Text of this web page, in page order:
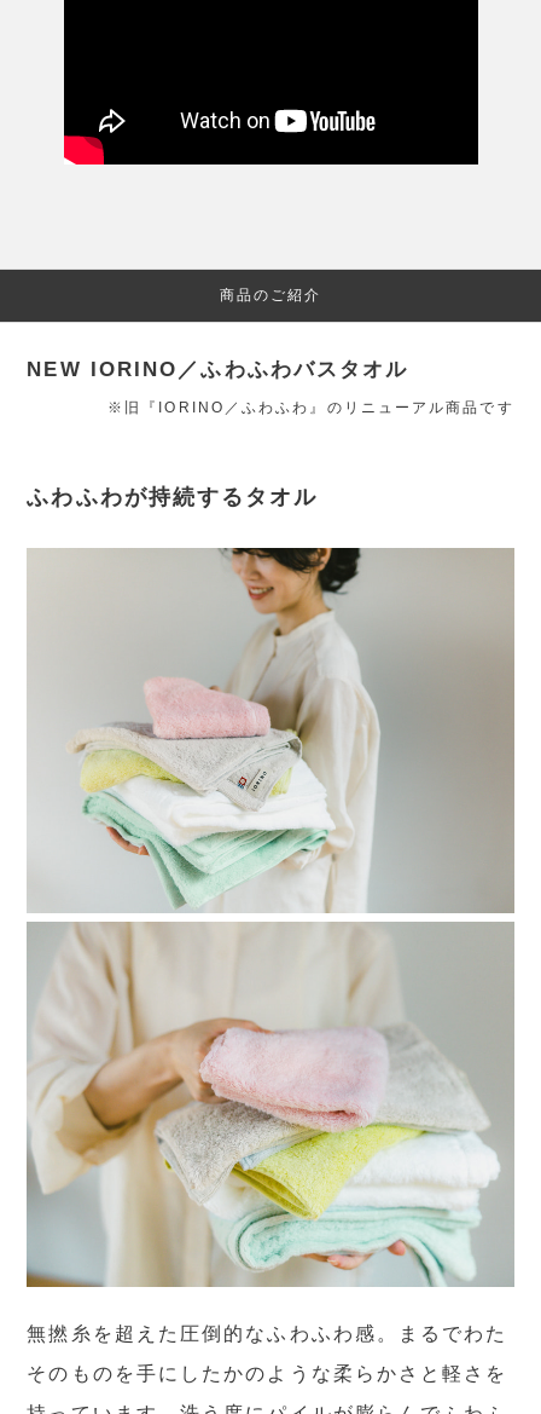
商品のご紹介
NEW IORINO／ふわふわバスタオル
※旧『IORINO／ふわふわ』のリニューアル商品です
ふわふわが持続するタオル
無撚糸を超えた圧倒的なふわふわ感。まるでわた
そのものを手にしたかのような柔らかさと軽さを